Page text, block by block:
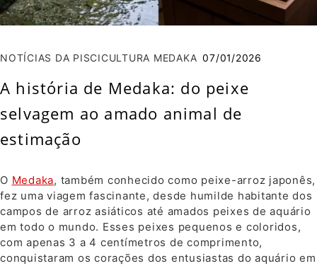
NOTÍCIAS DA PISCICULTURA MEDAKA 07/01/2026
A história de Medaka: do peixe
selvagem ao amado animal de
estimação
O Medaka, também conhecido como peixe-arroz japonês,
fez uma viagem fascinante, desde humilde habitante dos
campos de arroz asiáticos até amados peixes de aquário
em todo o mundo. Esses peixes pequenos e coloridos,
com apenas 3 a 4 centímetros de comprimento,
conquistaram os corações dos entusiastas do aquário em